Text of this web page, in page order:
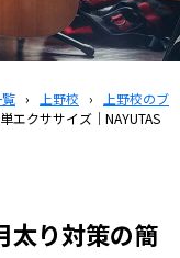
› 上野校 ›
上野校のブ
エクササイズ｜NAYUTAS
太り対策の簡